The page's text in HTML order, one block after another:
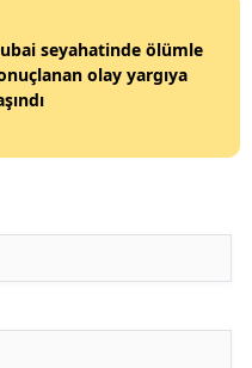
seyahatinde ölümle
olay yargıya